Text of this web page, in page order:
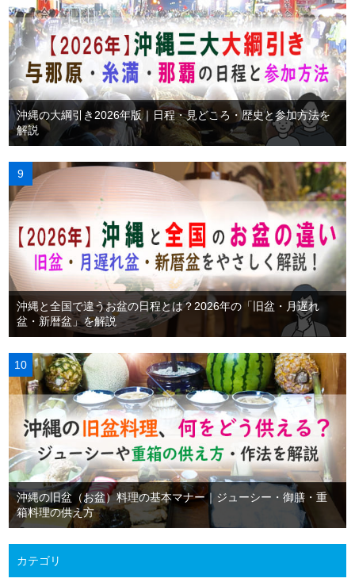
沖縄の大綱引き2026年版｜日程・見どころ・歴史と参加方法を
解説
沖縄と全国で違うお盆の日程とは？2026年の「旧盆・月遅れ
盆・新暦盆」を解説
沖縄の旧盆（お盆）料理の基本マナー｜ジューシー・御膳・重
箱料理の供え方
カテゴリ